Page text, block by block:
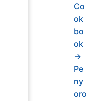
Co
ok
bo
ok
→
Pe
ny
oro